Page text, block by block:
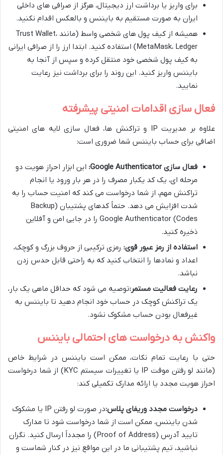
برای واریز یا برداشت ارز دیجیتال، هرگز از صرافی های داخلی
ایران به صورت مستقیم به بایننس و بالعکس اقدام نکنید.
همیشه از کیف پول های شخصی واسط (مانند Trust Wallet،
MetaMask، Ledger) استفاده کنید. ابتدا ارز را از صرافی ایرانی
به کیف پول شخصی خود منتقل کرده و سپس از آنجا به
بایننس واریز کنید. این روند را برای برداشت نیز رعایت
نمایید.
فعال سازی اقدامات امنیتی پیشرفته
علاوه بر مدیریت IP و تراکنش ها، فعال سازی لایه های امنیتی
اضافی برای حساب بایننس شما ضروری است:
فعال سازی Google Authenticator:
این ابزار احراز هویت دو
مرحله ای، یک کد یکبار مصرف را در هر بار ورود یا انجام
تراکنش مهم، از شما درخواست می کند که امنیت حساب را به
شدت افزایش می دهد. حتماً کدهای پشتیبان (Backup
Codes) Google Authenticator را در جایی امن و آفلاین
ذخیره کنید.
استفاده از رمز عبور قوی: رمزی ترکیبی از حروف بزرگ و کوچک،
اعداد و نمادها را انتخاب کنید که به راحتی قابل حدس زدن
نباشد.
رعایت فعالیت مستمر:توصیه می شود که حداقل ماهی یک بار،
یک تراکنش کوچک در حساب خود انجام دهید تا بایننس به
غیرفعال بودن حساب مشکوک نشود.
واکنش به درخواست های احتمالی بایننس
حتی با رعایت تمام نکات، ممکن است بایننس در شرایط خاص
(مانند لو رفتن موقت IP یا تغییرات سیستم KYC) از شما درخواست
احراز هویت مجدد یا ارائه مدارک تکمیلی کند:
درخواست مجدد وریفای پلاس:
در صورت لو رفتن IP یا مشکوک
شدن بایننس، ممکن است از شما درخواست شود تا مدارک
تایید آدرس (Proof of Address) را مجدداً ارسال کنید. نگران
نباشید، تیم پشتیبانی ما در این مواقع نیز در کنار شماست و